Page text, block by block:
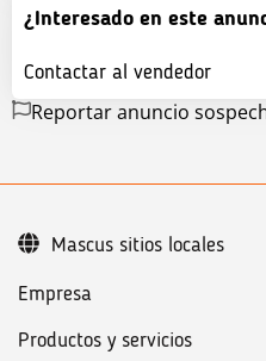
¿Interesado en este
Contactar al vendedor
Reportar anuncio
Empresa
Productos y servicios
Mascus sitios locales